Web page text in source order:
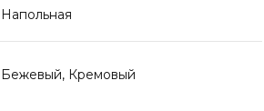
Напольная
Бежевый, Кремовый